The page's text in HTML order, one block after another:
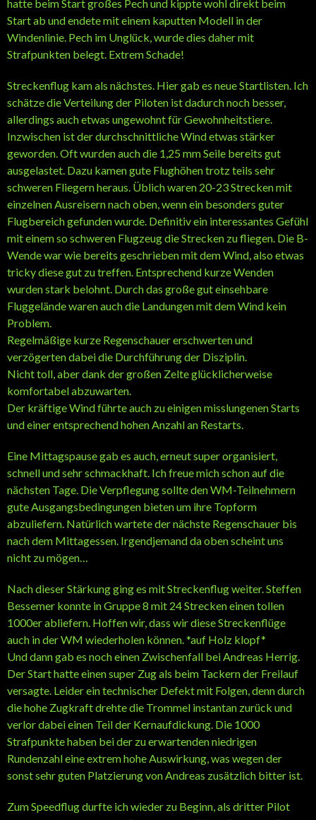
hatte beim Start großes Pech und kippte wohl direkt beim
Start ab und endete mit einem kaputten Modell in der
Windenlinie. Pech im Unglück, wurde dies daher mit
Strafpunkten belegt. Extrem Schade!
Streckenflug kam als nächstes. Hier gab es neue Startlisten. Ich
schätze die Verteilung der Piloten ist dadurch noch besser,
allerdings auch etwas ungewohnt für Gewohnheitstiere.
Inzwischen ist der durchschnittliche Wind etwas stärker
geworden. Oft wurden auch die 1,25 mm Seile bereits gut
ausgelastet. Dazu kamen gute Flughöhen trotz teils sehr
schweren Fliegern heraus. Üblich waren 20-23 Strecken mit
einzelnen Ausreisern nach oben, wenn ein besonders guter
Flugbereich gefunden wurde. Definitiv ein interessantes Gefühl
mit einem so schweren Flugzeug die Strecken zu fliegen. Die B-
Wende war wie bereits geschrieben mit dem Wind, also etwas
tricky diese gut zu treffen. Entsprechend kurze Wenden
wurden stark belohnt. Durch das große gut einsehbare
Fluggelände waren auch die Landungen mit dem Wind kein
Problem.
Regelmäßige kurze Regenschauer erschwerten und
verzögerten dabei die Durchführung der Disziplin.
Nicht toll, aber dank der großen Zelte glücklicherweise
komfortabel abzuwarten.
Der kräftige Wind führte auch zu einigen misslungenen Starts
und einer entsprechend hohen Anzahl an Restarts.
Eine Mittagspause gab es auch, erneut super organisiert,
schnell und sehr schmackhaft. Ich freue mich schon auf die
nächsten Tage. Die Verpflegung sollte den WM-Teilnehmern
gute Ausgangsbedingungen bieten um ihre Topform
abzuliefern. Natürlich wartete der nächste Regenschauer bis
nach dem Mittagessen. Irgendjemand da oben scheint uns
nicht zu mögen…
Nach dieser Stärkung ging es mit Streckenflug weiter. Steffen
Bessemer konnte in Gruppe 8 mit 24 Strecken einen tollen
1000er abliefern. Hoffen wir, dass wir diese Streckenflüge
auch in der WM wiederholen können. *auf Holz klopf*
Und dann gab es noch einen Zwischenfall bei Andreas Herrig.
Der Start hatte einen super Zug als beim Tackern der Freilauf
versagte. Leider ein technischer Defekt mit Folgen, denn durch
die hohe Zugkraft drehte die Trommel instantan zurück und
verlor dabei einen Teil der Kernaufdickung. Die 1000
Strafpunkte haben bei der zu erwartenden niedrigen
Rundenzahl eine extrem hohe Auswirkung, was wegen der
sonst sehr guten Platzierung von Andreas zusätzlich bitter ist.
Zum Speedflug durfte ich wieder zu Beginn, als dritter Pilot